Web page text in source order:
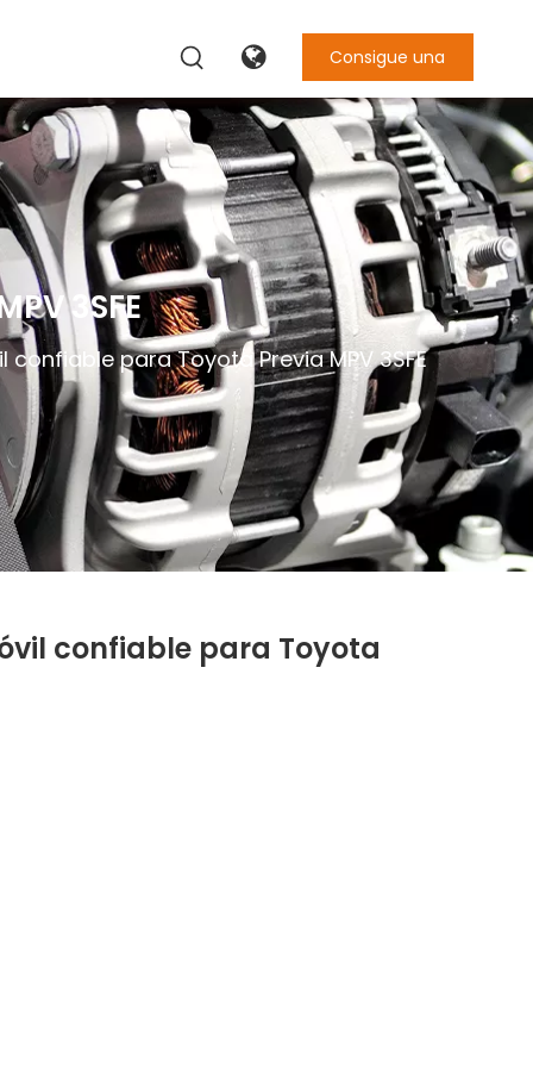
Consigue una
cotización
3SFE
para Toyota Previa MPV 3SFE
confiable para Toyota